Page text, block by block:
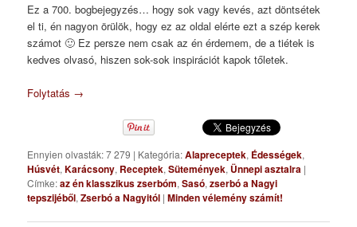
Ez a 700. bogbejegyzés… hogy sok vagy kevés, azt döntsétek
el ti, én nagyon örülök, hogy ez az oldal elérte ezt a szép kerek
számot 🙂 Ez persze nem csak az én érdemem, de a tiétek is
kedves olvasó, hiszen sok-sok inspirációt kapok tőletek.
Folytatás →
Ennyien olvasták: 7 279 | Kategória:Alapreceptek, Édességek,
Húsvét,Karácsony, Receptek,Sütemények, Ünnepi asztalra |
Címke:az én klasszikus zserbóm,Sasó,zserbó a Nagyi
tepszijéből,Zserbó a Nagyitól |Minden vélemény számít!